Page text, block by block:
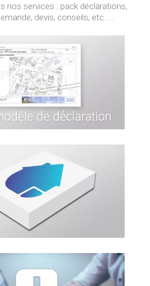
nos services : pack déclarations,
devis, conseils, etc. ...